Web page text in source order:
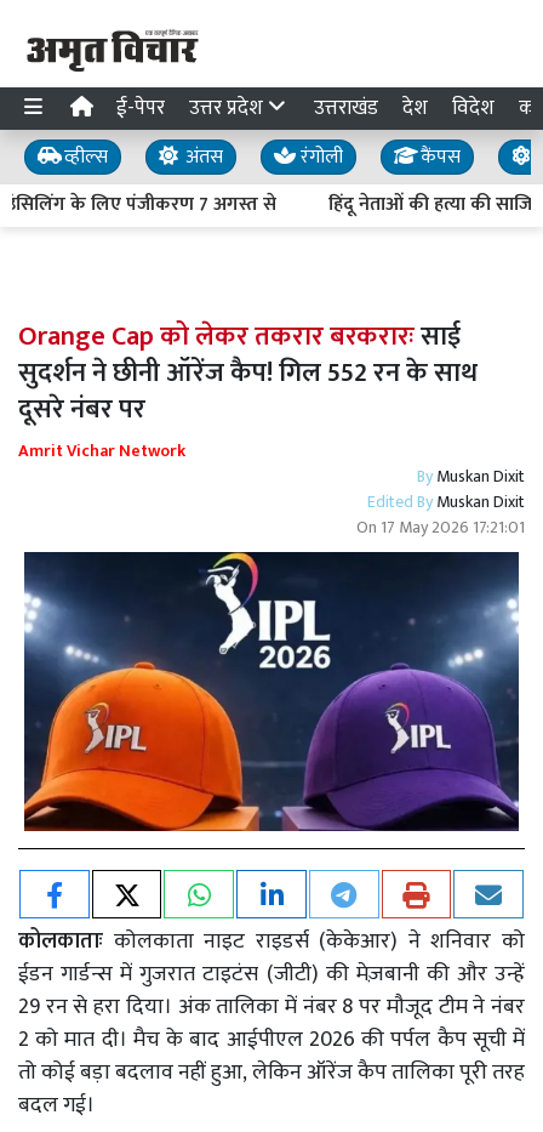
ई-पेपर उत्तर प्रदेश उत्तराखंड देश विदेश
व्हील्स अंतस रंगोली कैंपस
के लिए पंजीकरण 7 अगस्त से
हिंदू नेताओं की हत्या की साजिश
Orange Cap को लेकर तकरार बरकरारःसाई
सुदर्शन ने छीनी ऑरेंज कैप! गिल 552 रन के साथ
दूसरे नंबर पर
Amrit Vichar Network
ByMuskan Dixit
Edited ByMuskan Dixit
On 17 May 2026 17:21:01
कोलकाताः कोलकाता नाइट राइडर्स (केकेआर) ने शनिवार को
ईडन गार्डन्स में गुजरात टाइटंस (जीटी) की मेज़बानी की और उन्हें
29 रन से हरा दिया। अंक तालिका में नंबर 8 पर मौजूद टीम ने नंबर
2 को मात दी। मैच के बाद आईपीएल 2026 की पर्पल कैप सूची में
तो कोई बड़ा बदलाव नहीं हुआ, लेकिन ऑरेंज कैप तालिका पूरी तरह
बदल गई।